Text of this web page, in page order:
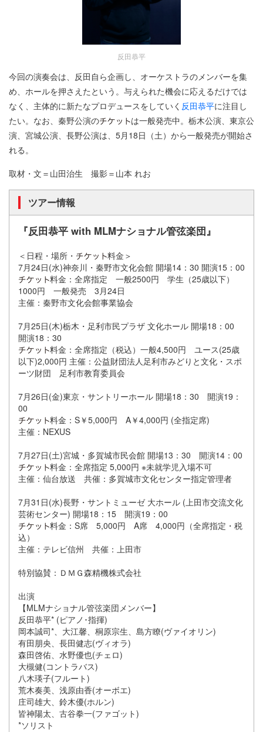
反田恭平
今回の演奏会は、反田自ら企画し、オーケストラのメンバーを集
め、ホールを押さえたという。与えられた機会に応えるだけでは
なく、主体的に新たなプロデュースをしていく 反田恭平に注目し
たい。なお、秦野公演の
は一般発売中。栃木公演、東京公
演、宮城公演、長野公演は、5月18日（土）から一般発売が開始さ
れる。
取材・文＝山田治生 撮影＝山本 れお
ツアー情報
『反田恭平 with MLMナショナル管弦楽団』
＜日程・場所・
料金＞
7月24日(水)神奈川・秦野市文化会館 開場14：30 開演15：00
料金：全席指定 一般2500円 学生（25歳以下）
1000円 一般発売 3月24日
主催：秦野市文化会館事業協会
7月25日(木)栃木・足利市民プラザ 文化ホール 開場18：00
開演18：30
料金：全席指定（税込）一般4,500円 ユース(25歳
以下)2,000円 主催：公益財団法人足利市みどりと文化・スポ
ーツ財団 足利市教育委員会
7月26日(金)東京・サントリーホール 開場18：30 開演19：
00
料金：S￥5,000円 A￥4,000円 (全指定席)
主催：NEXUS
7月27日(土)宮城・多賀城市民会館 開場13：30 開演14：00
料金：全席指定 5,000円 ※未就学児入場不可
主催：仙台放送 共催：多賀城市文化センター指定管理者
7月31日(水)長野・サントミューゼ 大ホール (上田市交流文化
芸術センター) 開場18：15 開演19：00
料金：S席 5,000円 A席 4,000円（全席指定・税
込）
主催：テレビ信州 共催：上田市
特別協賛：ＤＭＧ森精機株式会社
出演
【MLMナショナル管弦楽団メンバー】
反田恭平* (ピアノ･指揮)
岡本誠司*、大江馨、桐原宗生、島方瞭(ヴァイオリン)
有田朋央、長田健志(ヴィオラ)
森田啓佑、水野優也(チェロ)
大槻健(コントラバス)
八木瑛子(フルート)
荒木奏美、浅原由香(オーボエ)
庄司雄大、鈴木優(ホルン)
皆神陽太、古谷拳一(ファゴット)
*ソリスト